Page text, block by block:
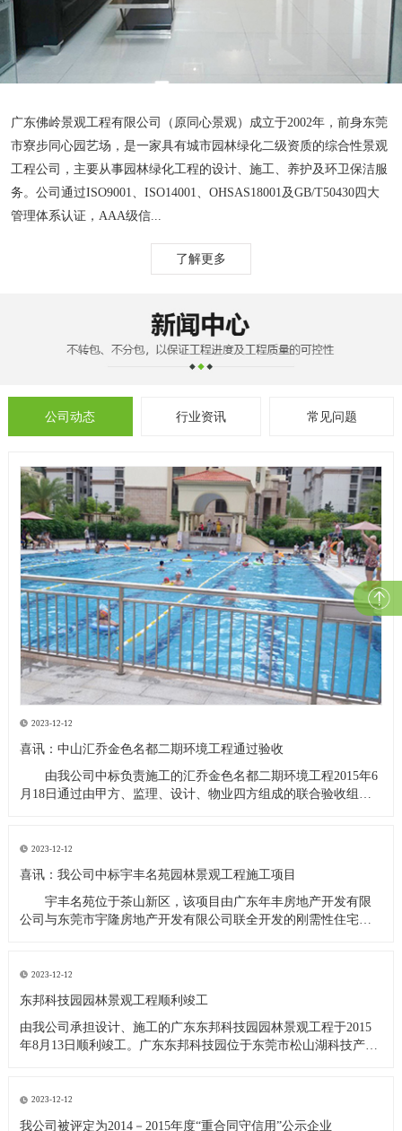
广东佛岭景观工程有限公司（原同心景观）成立于2002年，前身东莞
市寮步同心园艺场，是一家具有城市园林绿化二级资质的综合性景观
工程公司，主要从事园林绿化工程的设计、施工、养护及环卫保洁服
务。公司通过ISO9001、ISO14001、OHSAS18001及GB/T50430四大
管理体系认证，AAA级信...
了解更多
公司动态 行业资讯 常见问题
2023-12-12
喜讯：中山汇乔金色名都二期环境工程通过验收
由我公司中标负责施工的汇乔金色名都二期环境工程2015年6
月18日通过由甲方、监理、设计、物业四方组成的联合验收组的
环境工程施工面积31000平方米，包括园林硬质景观、景观水系、
2023-12-12
喜讯：我公司中标宇丰名苑园林景观工程施工项目
宇丰名苑位于茶山新区，该项目由广东年丰房地产开发有限
公司与东莞市宇隆房地产开发有限公司联全开发的刚需性住宅小
2023-12-12
东邦科技园园林景观工程顺利竣工
由我公司承担设计、施工的广东东邦科技园园林景观工程于2015
年8月13日顺利竣工。广东东邦科技园位于东莞市松山湖科技产业
体育场地及设施、小品设施、道路及景观照明、给排水及绿化
2023-12-12
我公司被评定为2014－2015年度“重合同守信用”公示企业